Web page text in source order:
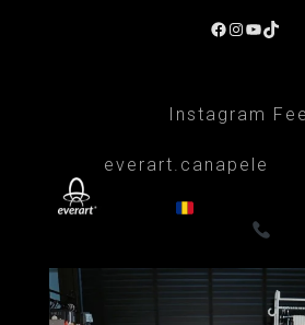
Instagram
everart.canapele